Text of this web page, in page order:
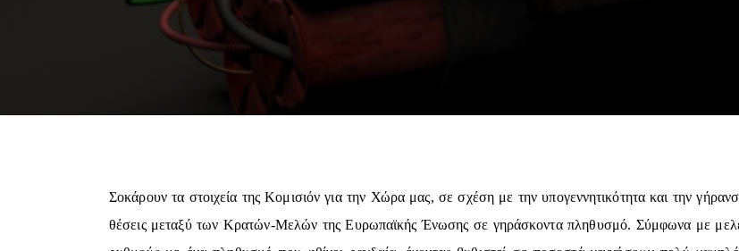
Σοκάρουν τα στοιχεία της Κομισιόν για την Χώρα μας, σε σχέση με την υπογεννητικότητα και την
θέσεις μεταξύ των Κρατών-Μελών της Ευρωπαϊκής Ένωσης σε γηράσκοντα πληθυσμό. Σύμφωνα με